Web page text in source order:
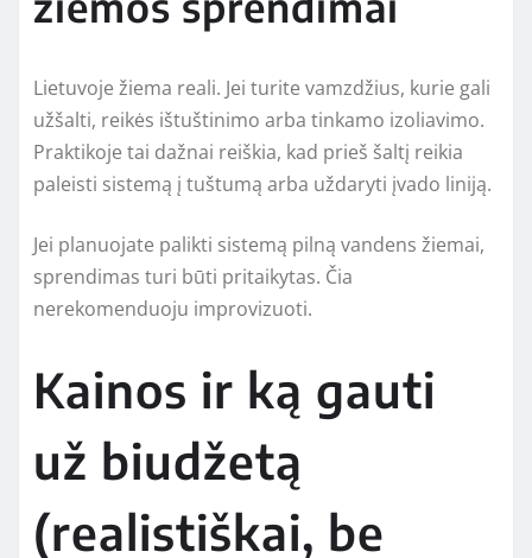
Lietuvoje žiema reali. Jei turite vamzdžius, kurie gali
užšalti, reikės ištuštinimo arba tinkamo izoliavimo.
Praktikoje tai dažnai reiškia, kad prieš šaltį reikia
paleisti sistemą į tuštumą arba uždaryti įvado liniją.
Jei planuojate palikti sistemą pilną vandens žiemai,
sprendimas turi būti pritaikytas. Čia
nerekomenduoju improvizuoti.
Kainos ir ką gauti
už biudžetą
(realistiškai, be